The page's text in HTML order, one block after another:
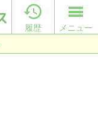

履歴 メニュー